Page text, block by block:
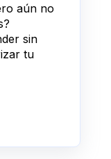
aún no
sin
tu